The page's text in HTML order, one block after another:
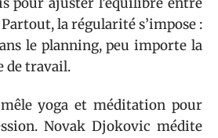
la régularité s’impose :
le planning, peu importe la
de travail.
yoga et méditation pour
Novak Djokovic médite